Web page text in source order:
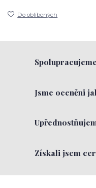
Do oblíbených
Jsme oceněni
Získali jsem